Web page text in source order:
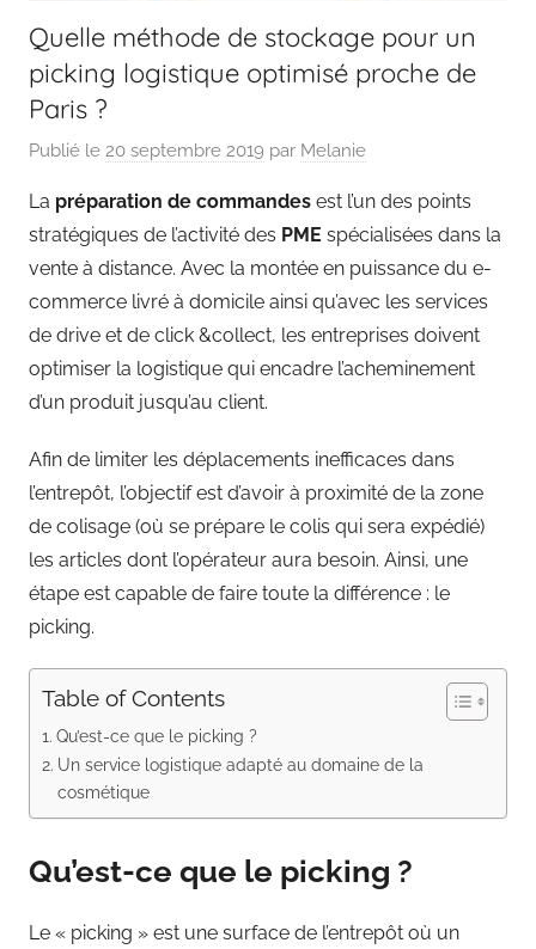
Quelle méthode de stockage pour un
picking logistique optimisé proche de
Paris ?
Publié le 20 septembre 2019 par Melanie
La préparation de commandes est l’un des points
stratégiques de l’activité des PME spécialisées dans la
vente à distance. Avec la montée en puissance du e-
commerce livré à domicile ainsi qu’avec les services
de drive et de click &collect, les entreprises doivent
optimiser la logistique qui encadre l’acheminement
d’un produit jusqu’au client.
Afin de limiter les déplacements inefficaces dans
l’entrepôt, l’objectif est d’avoir à proximité de la zone
de colisage (où se prépare le colis qui sera expédié)
les articles dont l’opérateur aura besoin. Ainsi, une
étape est capable de faire toute la différence : le
picking.
Table of Contents
Qu’est-ce que le picking ?
Un service logistique adapté au domaine de la
cosmétique
Qu’est-ce que le picking ?
Le « picking » est une surface de l’entrepôt où un